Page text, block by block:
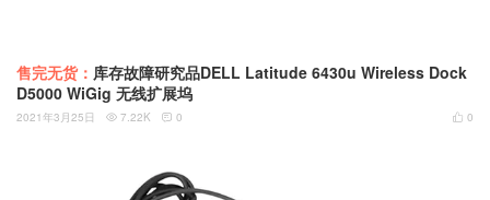
售完无货： 库存故障研究品DELL Latitude 6430u Wireless Dock
D5000 WiGig 无线扩展坞
 0
2021年3月25日  7.22K  0